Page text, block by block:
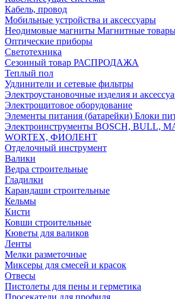
Кабель, провод
Мобильные устройства и аксессуары
Неодимовые магниты Магнитные
Оптические приборы
Светотехника
Сезонный товар РАСПРОДАЖА
Теплый пол
Удлинители и сетевые фильтры
Электроустановочные изделия и
Электрощитовое оборудование
Элементы питания (батарейки) Блоки
Электроинструменты BOSCH, BULL,
WORTEX, ФИОЛЕНТ
Отделочный инструмент
Валики
Ведра строительные
Гладилки
Карандаши строительные
Кельмы
Кисти
Ковши строительные
Кюветы для валиков
Ленты
Мелки разметочные
Миксеры для смесей и красок
Отвесы
Пистолеты для пены и герметика
Просекатели для профиля